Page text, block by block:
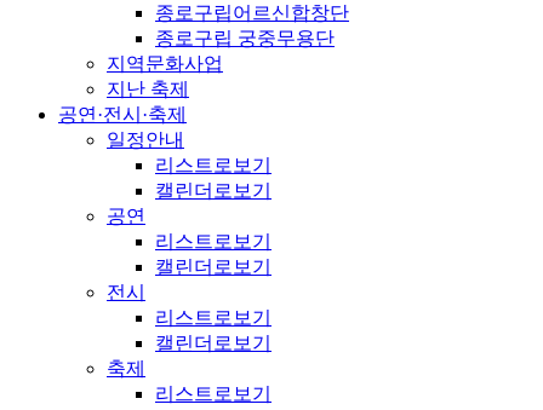
종로구립어르신합창단
종로구립 궁중무용단
지역문화사업
지난 축제
공연·전시·축제
일정안내
리스트로보기
캘린더로보기
공연
리스트로보기
캘린더로보기
전시
리스트로보기
캘린더로보기
축제
리스트로보기